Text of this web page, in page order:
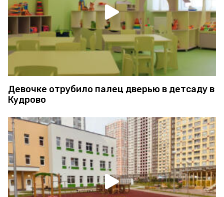
Девочке отрубило палец дверью в детсаду в
Кудрово